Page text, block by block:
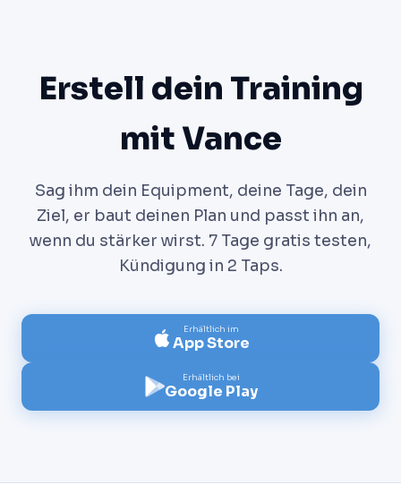
Erstell dein Training
mit Vance
Sag ihm dein Equipment, deine Tage, dein
Ziel, er baut deinen Plan und passt ihn an,
wenn du stärker wirst. 7 Tage gratis testen,
Kündigung in 2 Taps.
Erhältlich im
App Store
Erhältlich bei
Google Play